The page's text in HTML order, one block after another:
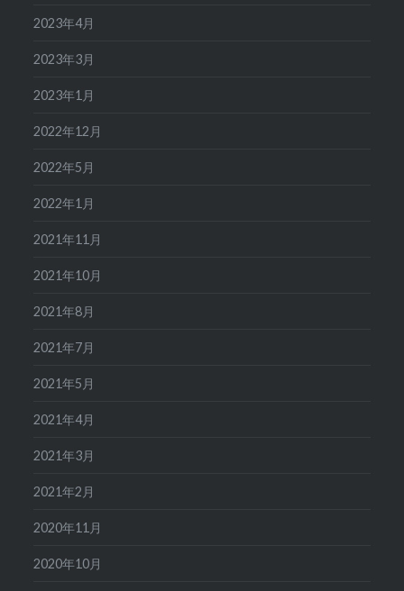
2023年4月
2023年3月
2023年1月
2022年12月
2022年5月
2022年1月
2021年11月
2021年10月
2021年8月
2021年7月
2021年5月
2021年4月
2021年3月
2021年2月
2020年11月
2020年10月